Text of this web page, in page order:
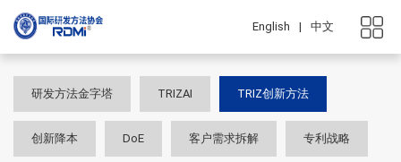
English | 中文
研发方法金字塔 TRIZAI TRIZ创新方法
创新降本 DoE 客户需求拆解 专利战略